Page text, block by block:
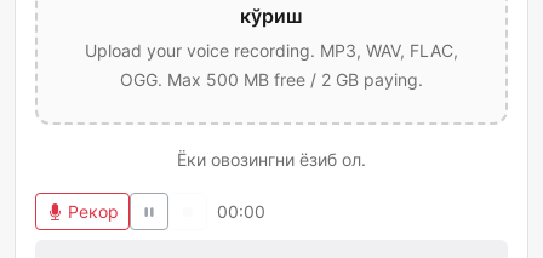
кўриш
Upload your voice recording. MP3, WAV, FLAC,
OGG. Max 500 MB free / 2 GB paying.
Ёки овозингни ёзиб ол.
Рекор 00:00